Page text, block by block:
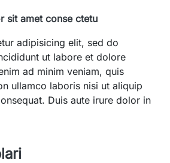
sit amet conse ctetu
adipisicing elit, sed do
ut labore et dolore
ad minim veniam, quis
ullamco laboris nisi ut aliquip
Duis aute irure dolor in